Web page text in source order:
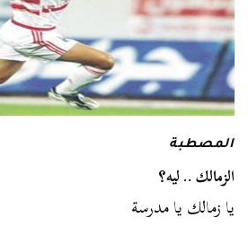
المصطبة
الزمالك .. ليه؟
يا زمالك يا مدرسة